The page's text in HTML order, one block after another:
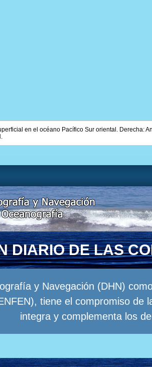
en el océano Pacífico Sur oriental. Derecha:
DIARIO DE LAS
y Navegación (DHN)
tiene el compromiso de
integra y complementa los